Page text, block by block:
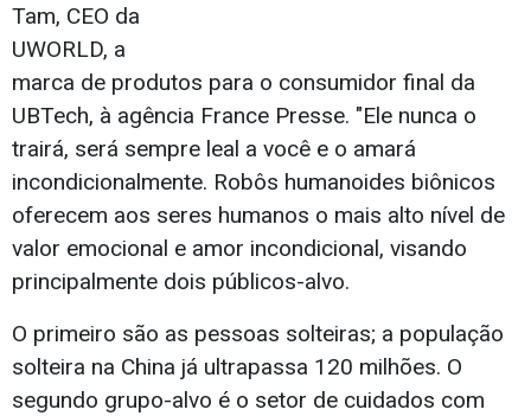
Tam, CEO da
UWORLD, a
marca de produtos para o consumidor final da
UBTech, à agência France Presse. "Ele nunca o
trairá, será sempre leal a você e o amará
incondicionalmente. Robôs humanoides biônicos
oferecem aos seres humanos o mais alto nível de
valor emocional e amor incondicional, visando
principalmente dois públicos-alvo.
O primeiro são as pessoas solteiras; a população
solteira na China já ultrapassa 120 milhões. O
segundo grupo-alvo é o setor de cuidados com